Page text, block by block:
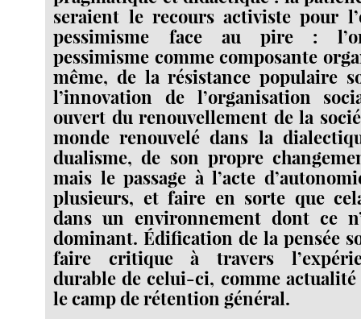
seraient le recours activiste pour
pessimisme face au pire :
pessimisme comme composante
même, de la résistance populaire
l’innovation de l’organisation
ouvert du renouvellement de la
monde renouvelé dans la
dualisme, de son propre
mais le passage à l’acte
plusieurs, et faire en sorte que
dans un environnement dont ce
dominant. Édification de la pensée
faire critique à travers
durable de celui-ci, comme
le camp de rétention général.